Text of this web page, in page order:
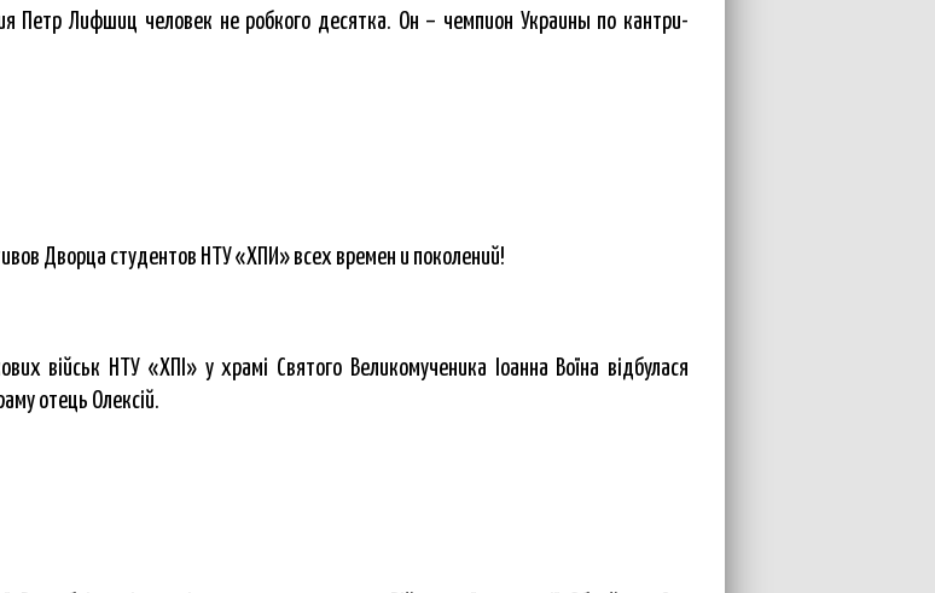
Петр Лифшиц человек не робкого десятка. Он – чемпион Украины по кантри-
Дворца студентов НТУ «ХПИ» всех времен и поколений!
військ НТУ «ХПІ» у храмі Святого Великомученика Іоанна Воїна відбулася
отець Олексій.